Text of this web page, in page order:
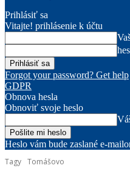
Prihlásiť sa
Vitajte! prihlásenie k účtu
Forgot your password? Get help
GDPR
Obnova hesla
Obnoviť svoje heslo
Heslo vám bude zaslané e-
Tagy Tomášovo